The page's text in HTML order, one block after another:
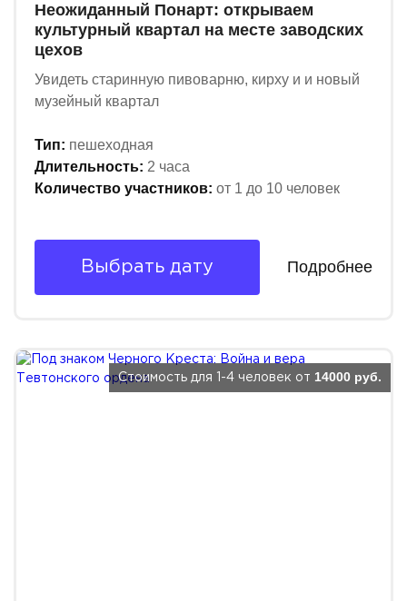
Неожиданный Понарт: открываем
культурный квартал на месте заводских
цехов
Увидеть старинную пивоварню, кирху и и новый
музейный квартал
Тип: пешеходная
Длительность: 2 часа
Количество участников: от 1 до 10 человек
Выбрать дату Подробнее
Стоимость для 1-4 человек от 14000 руб.